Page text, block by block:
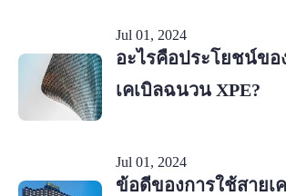
Jul 01, 2024
อะไรคือประโยชน์ขอ
เคเบิลฉนวน XPE?
Jul 01, 2024
ข้อดีของการใช้สายเ